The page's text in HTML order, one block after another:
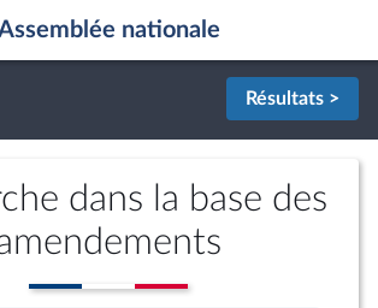
nationale
Résultats >
dans la base des